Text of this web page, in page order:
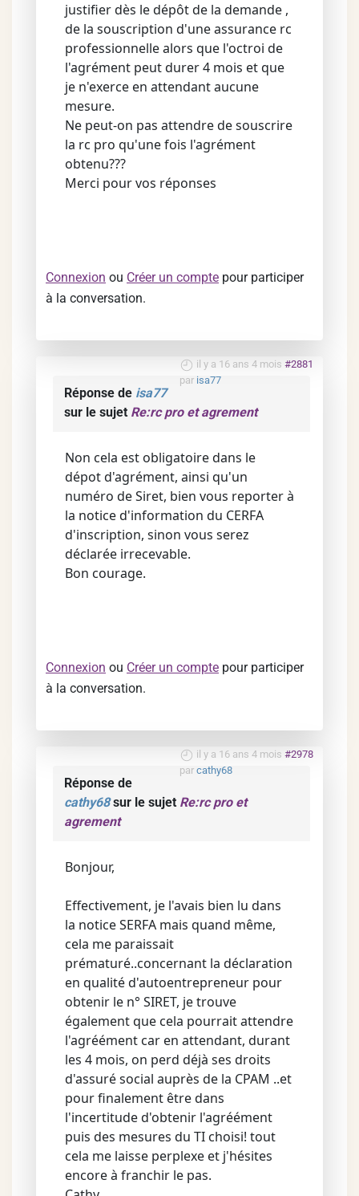
justifier dès le dépôt de la demande ,
de la souscription d'une assurance rc
professionnelle alors que l'octroi de
l'agrément peut durer 4 mois et que
je n'exerce en attendant aucune
mesure.
Ne peut-on pas attendre de souscrire
la rc pro qu'une fois l'agrément
obtenu???
Merci pour vos réponses
Connexion ou Créer un compte pour participer
à la conversation.
il y a 16 ans 4 mois #2881
par isa77
Réponse de isa77
sur le sujet Re:rc pro et agrement
Non cela est obligatoire dans le
dépot d'agrément, ainsi qu'un
numéro de Siret, bien vous reporter à
la notice d'information du CERFA
d'inscription, sinon vous serez
déclarée irrecevable.
Bon courage.
Connexion ou Créer un compte pour participer
à la conversation.
il y a 16 ans 4 mois #2978
par cathy68
Réponse de
cathy68sur le sujet Re:rc pro et
agrement
Bonjour,
Effectivement, je l'avais bien lu dans
la notice SERFA mais quand même,
cela me paraissait
prématuré..concernant la déclaration
en qualité d'autoentrepreneur pour
obtenir le n° SIRET, je trouve
également que cela pourrait attendre
l'agréément car en attendant, durant
les 4 mois, on perd déjà ses droits
d'assuré social auprès de la CPAM ..et
pour finalement être dans
l'incertitude d'obtenir l'agréément
puis des mesures du TI choisi! tout
cela me laisse perplexe et j'hésites
encore à franchir le pas.